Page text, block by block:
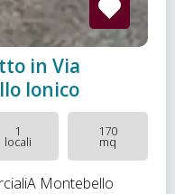
in Via
Ionico
1
locali
170
mq
Montebello